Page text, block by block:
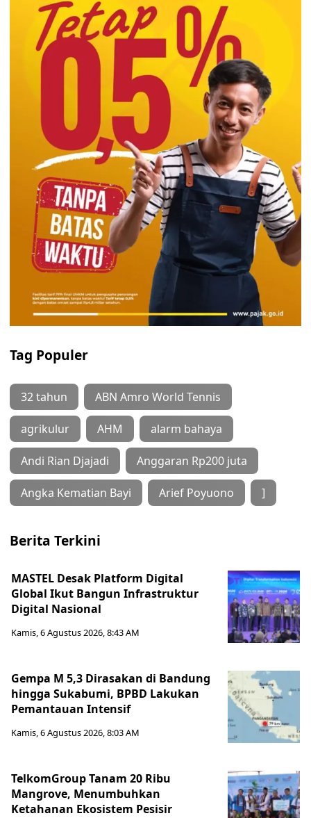
Tag Populer
32 tahun ABN Amro World Tennis
agrikulur AHM alarm bahaya
Andi Rian Djajadi Anggaran Rp200 juta
Angka Kematian Bayi Arief Poyuono ]
Berita Terkini
MASTEL Desak Platform Digital
Global Ikut Bangun Infrastruktur
Digital Nasional
Kamis, 6 Agustus 2026, 8:43 AM
Gempa M 5,3 Dirasakan di Bandung
hingga Sukabumi, BPBD Lakukan
Pemantauan Intensif
Kamis, 6 Agustus 2026, 8:03 AM
TelkomGroup Tanam 20 Ribu
Mangrove, Menumbuhkan
Ketahanan Ekosistem Pesisir